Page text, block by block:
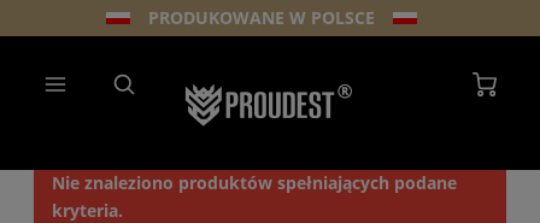
PRODUKOWANE W POLSCE
Nie znaleziono produktów spełniających podane
kryteria.